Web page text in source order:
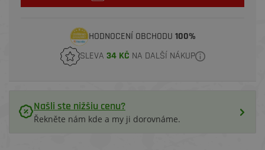
HODNOCENÍ OBCHODU 100%
SLEVA 34 KČ NA DALŠÍ NÁKUP
Našli ste nižšiu cenu?
Řekněte nám kde a my ji dorovnáme.